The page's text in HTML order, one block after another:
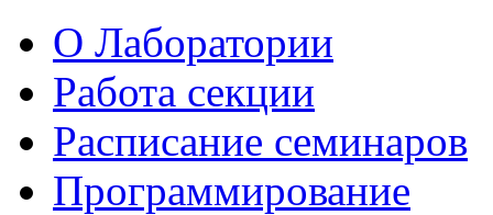
О Лаборатории
Работа секции
Расписание семинаров
Программирование